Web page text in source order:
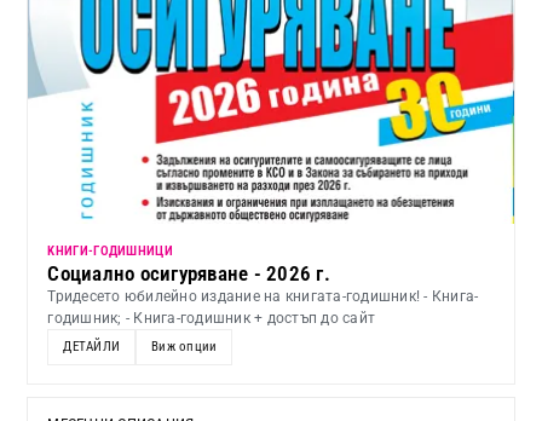
KНИГИ-ГОДИШНИЦИ
Социално осигуряване - 2026 г.
Тридесето юбилейно издание на книгата-годишник! - Книга-
годишник; - Книга-годишник + достъп до сайт
ДЕТАЙЛИ Виж опции